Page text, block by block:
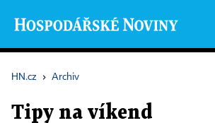
HN.cz › Archiv
Tipy na víkend